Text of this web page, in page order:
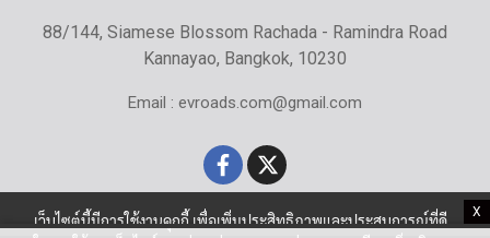
X
88/144, Siamese Blossom Rachada - Ramindra Road
Kannayao, Bangkok, 10230
Email : evroads.com@gmail.com
เว็บไซต์นี้มีการใช้งานคุกกี้ เพื่อเพิ่มประสิทธิภาพและประสบการณ์ที่ดี